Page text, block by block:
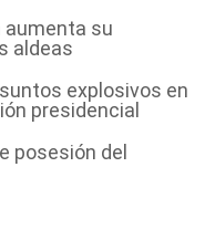
aumenta su
aldeas
explosivos en
presidencial
posesión del